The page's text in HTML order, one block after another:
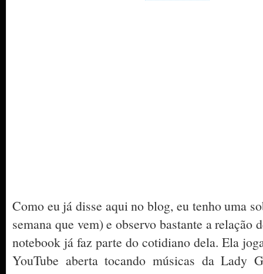
Como eu já disse aqui no blog, eu tenho uma
semana que vem) e observo bastante a relação
notebook já faz parte do cotidiano dela. Ela
YouTube aberta tocando músicas da Lady